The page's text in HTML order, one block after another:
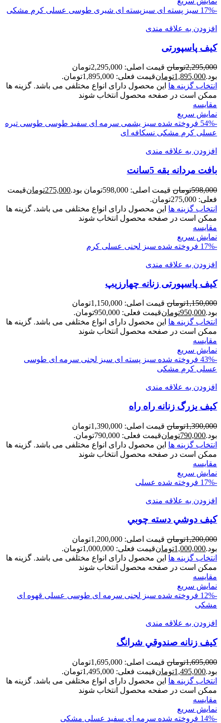
-17%
سبز پسته ای سبزپسته ای شیری طوسی عسلی کرم مشکی
افزودن به علاقه مندی
کیف پاسپورتی
2,295,000تومان
قیمت اصلی: 2,295,000تومان
بود.1,895,000تومانقیمت فعلی: 1,895,000تومان.
انتخاب گزینه ها این محصول دارای انواع مختلفی می باشد. گزینه ها
ممکن است در صفحه محصول انتخاب شوند
مقايسه
نمایش سریع
-54%
فروخته شده سبز یشمی سرمه ای سفید طوسی طوسی تیره
عسلی کرم مشکی نسکافه ای
افزودن به علاقه مندی
بافت مردانه يقه 5سانت
598,000تومان قیمت اصلی: 598,000تومان بود. 275,000تومانقیمت
فعلی: 275,000تومان.
انتخاب گزینه ها این محصول دارای انواع مختلفی می باشد. گزینه ها
ممکن است در صفحه محصول انتخاب شوند
مقايسه
نمایش سریع
-17%
فروخته شده سبز لجنی عسلی کرم
افزودن به علاقه مندی
کيف پاسپورتی زنانه چهارزيپ
1,150,000تومان
قیمت اصلی: 1,150,000تومان
بود.950,000تومانقیمت فعلی: 950,000تومان.
انتخاب گزینه ها این محصول دارای انواع مختلفی می باشد. گزینه ها
ممکن است در صفحه محصول انتخاب شوند
مقايسه
نمایش سریع
-43%
فروخته شده سبز پسته ای سبز لجنی سرمه ای طوسی
عسلی کرم مشکی
افزودن به علاقه مندی
کيف يزرگ زنانه راه راه
1,390,000تومان
قیمت اصلی: 1,390,000تومان
بود.790,000تومانقیمت فعلی: 790,000تومان.
انتخاب گزینه ها این محصول دارای انواع مختلفی می باشد. گزینه ها
ممکن است در صفحه محصول انتخاب شوند
مقايسه
نمایش سریع
-17%
فروخته شده عسلی
افزودن به علاقه مندی
کيف دوشي دسته چوبي
1,200,000تومان
قیمت اصلی: 1,200,000تومان
بود.1,000,000تومانقیمت فعلی: 1,000,000تومان.
انتخاب گزینه ها این محصول دارای انواع مختلفی می باشد. گزینه ها
ممکن است در صفحه محصول انتخاب شوند
مقايسه
نمایش سریع
-12%
فروخته شده سبز لجنی سرمه ای طوسی عسلی قهوه ای
مشکی
افزودن به علاقه مندی
کیف زنانه صندوقي شرانگ
1,695,000تومان
قیمت اصلی: 1,695,000تومان
بود.1,495,000تومانقیمت فعلی: 1,495,000تومان.
انتخاب گزینه ها این محصول دارای انواع مختلفی می باشد. گزینه ها
ممکن است در صفحه محصول انتخاب شوند
مقايسه
نمایش سریع
-14%
فروخته شده سرمه ای سفید عسلی مشکی